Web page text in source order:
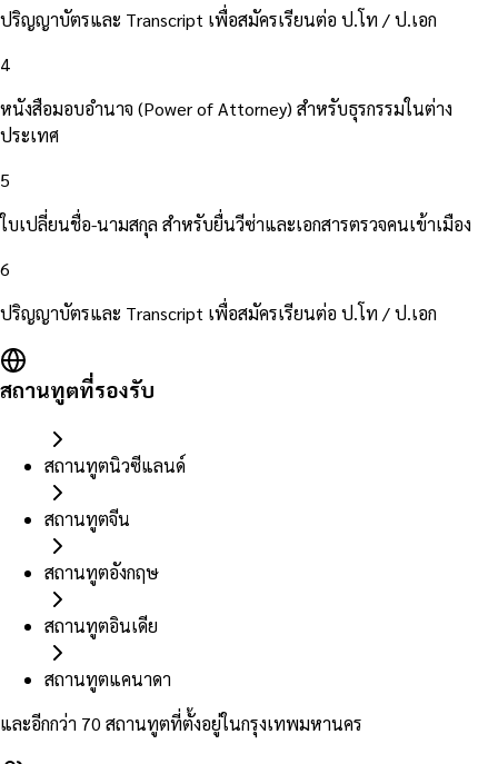
ปริญญาบัตรและ Transcript เพื่อสมัครเรียนต่อ ป.โท / ป.เอก
4
หนังสือมอบอำนาจ (Power of Attorney) สำหรับธุรกรรมในต่าง
ประเทศ
5
ใบเปลี่ยนชื่อ-นามสกุล สำหรับยื่นวีซ่าและเอกสารตรวจคนเข้าเมือง
6
ปริญญาบัตรและ Transcript เพื่อสมัครเรียนต่อ ป.โท / ป.เอก
สถานทูตที่รองรับ
สถานทูตนิวซีแลนด์
สถานทูตจีน
สถานทูตอังกฤษ
สถานทูตอินเดีย
สถานทูตแคนาดา
และอีกกว่า 70 สถานทูตที่ตั้งอยู่ในกรุงเทพมหานคร